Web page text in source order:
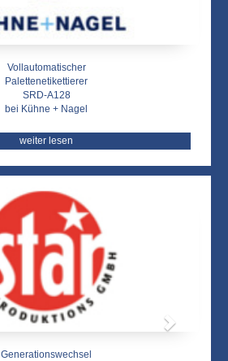
Vollautomatischer
Palettenetikettierer
SRD-A128
bei Kühne + Nagel
weiter lesen
Generationswechsel